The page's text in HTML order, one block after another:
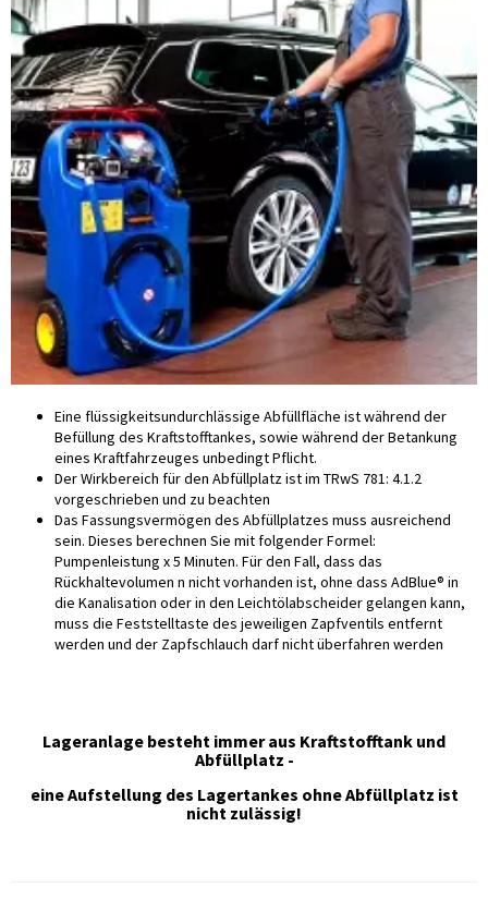
Eine flüssigkeitsundurchlässige Abfüllfläche ist während der
Befüllung des Kraftstofftankes, sowie während der Betankung
eines Kraftfahrzeuges unbedingt Pflicht.
Der Wirkbereich für den Abfüllplatz ist im TRwS 781: 4.1.2
vorgeschrieben und zu beachten
Das Fassungsvermögen des Abfüllplatzes muss ausreichend
sein. Dieses berechnen Sie mit folgender Formel:
Pumpenleistung x 5 Minuten. Für den Fall, dass das
Rückhaltevolumen n nicht vorhanden ist, ohne dass AdBlue® in
die Kanalisation oder in den Leichtölabscheider gelangen kann,
muss die Feststelltaste des jeweiligen Zapfventils entfernt
werden und der Zapfschlauch darf nicht überfahren werden
Lageranlage besteht immer aus Kraftstofftank und
Abfüllplatz -
eine Aufstellung des Lagertankes ohne Abfüllplatz ist
nicht zulässig!